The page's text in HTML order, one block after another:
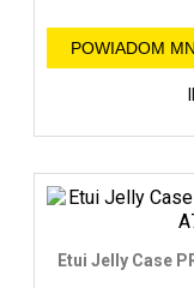
POWIADOM
Etui Jelly Case